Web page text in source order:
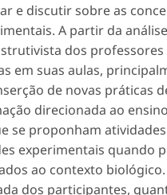
e discutir sobre as
A partir da
dos
em suas aulas,
de novas práticas
direcionada ao
se proponham
experimentais
ao contexto
dos participantes,